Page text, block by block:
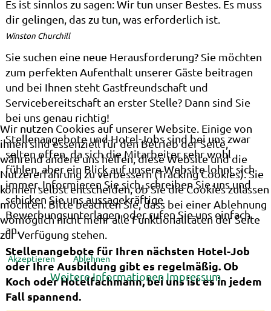
Es ist sinnlos zu sagen: Wir tun unser Bestes. Es muss
dir gelingen, das zu tun, was erforderlich ist.
Winston Churchill
Sie suchen eine neue Herausforderung? Sie möchten
zum perfekten Aufenthalt unserer Gäste beitragen
und bei Ihnen steht Gastfreundschaft und
Servicebereitschaft an erster Stelle? Dann sind Sie
bei uns genau richtig!
Stellenangebote und Hotel-Jobs sind bei uns zwar
selten offen, da sich die Mitarbeiter sehr wohl
fühlen, aber ein Blick auf unsere Website lohnt sich
immer. Informieren Sie sich, schreiben Sie uns und
schicken Sie uns aussagekräftige
Bewerbungsunterlagen oder rufen Sie uns einfach
an.
Stellenangebote für Ihren nächsten Hotel-Job
oder Ihre Ausbildung gibt es regelmäßig. Ob
Koch oder Hotelfachmann, bei uns ist es in jedem
Fall spannend.
Wir nutzen Cookies auf unserer Website. Einige von
ihnen sind essenziell für den Betrieb der Seite,
während andere uns helfen, diese Website und die
Nutzererfahrung zu verbessern (Tracking Cookies). Sie
können selbst entscheiden, ob Sie die Cookies zulassen
möchten. Bitte beachten Sie, dass bei einer Ablehnung
womöglich nicht mehr alle Funktionalitäten der Seite
zur Verfügung stehen.
Akzeptieren Ablehnen
Weitere Informationen Impressum